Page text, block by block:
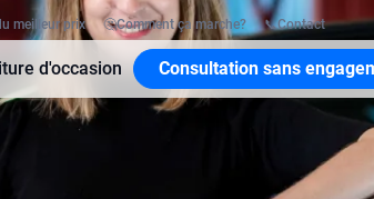
meilleur prix 🤔Comment ça marche? 📞Contact
d'occasion Consultation sans